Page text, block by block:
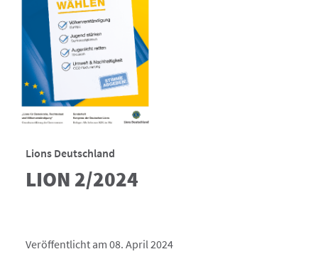
Lions Deutschland
LION 2/2024
Veröffentlicht am 08. April 2024